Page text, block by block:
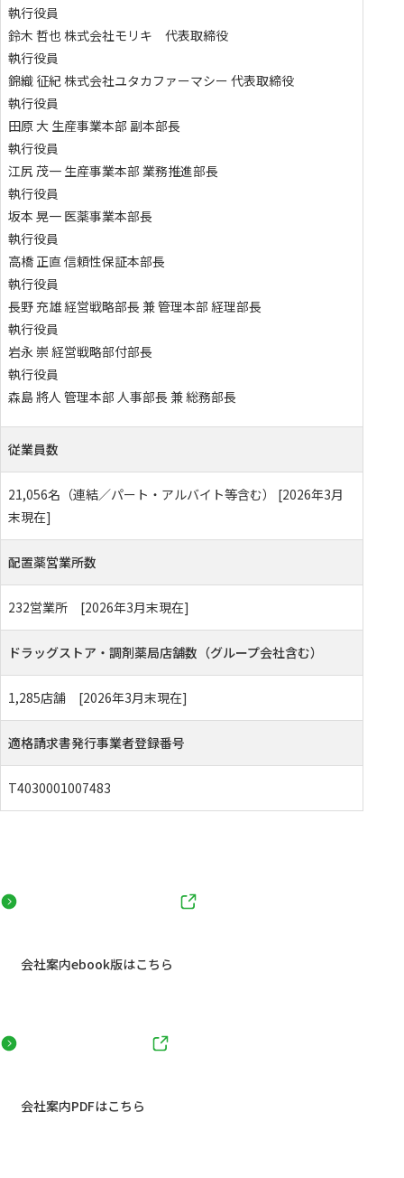
執行役員
鈴木 哲也株式会社モリキ 代表取締役
執行役員
錦織 征紀株式会社ユタカファーマシー 代表取締役
執行役員
田原 大 生産事業本部 副本部長
執行役員
江尻 茂一 生産事業本部 業務推進部長
執行役員
坂本 晃一 医薬事業本部長
執行役員
高橋 正直信頼性保証本部長
執行役員
長野 充雄経営戦略部長 兼 管理本部 経理部長
執行役員
岩永 崇 経営戦略部付部長
執行役員
森島 將人 管理本部 人事部長 兼 総務部長
従業員数
21,056名（連結／パート・アルバイト等含む） [2026年3月
末現在]
配置薬営業所数
232営業所 [2026年3月末現在]
ドラッグストア・調剤薬局店舗数（グループ会社含む）
1,285店舗 [2026年3月末現在]
適格請求書発行事業者登録番号
T4030001007483
会社案内ebook版はこちら
会社案内PDFはこちら